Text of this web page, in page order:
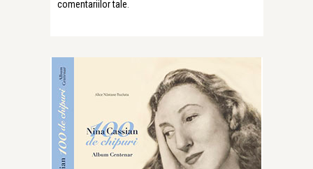
comentariilor tale